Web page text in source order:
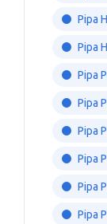
Pipa
Pipa
Pipa
Pipa
Pipa
Pipa
Pipa
Pipa